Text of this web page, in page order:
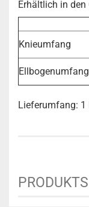
Erhältlich in den
Knieumfang
Ellbogenumfang
Lieferumfang: 1